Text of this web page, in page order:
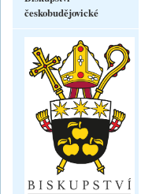
českobudějovické